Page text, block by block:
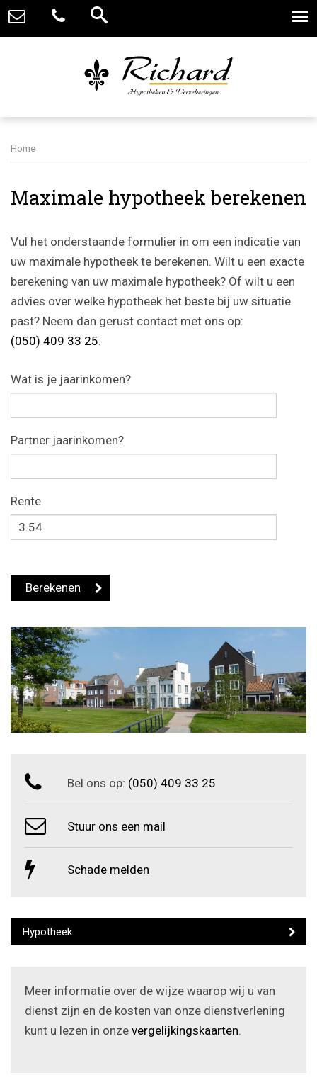
Home
Maximale hypotheek berekenen
Vul het onderstaande formulier in om een indicatie van
uw maximale hypotheek te berekenen. Wilt u een exacte
berekening van uw maximale hypotheek? Of wilt u een
advies over welke hypotheek het beste bij uw situatie
past? Neem dan gerust contact met ons op:
(050) 409 33 25.
Wat is je jaarinkomen?
Partner jaarinkomen?
Rente
Bel ons op: (050) 409 33 25
Stuur ons een mail
Schade melden
Hypotheek
Meer informatie over de wijze waarop wij u van
dienst zijn en de kosten van onze dienstverlening
kunt u lezen in onze vergelijkingskaarten.